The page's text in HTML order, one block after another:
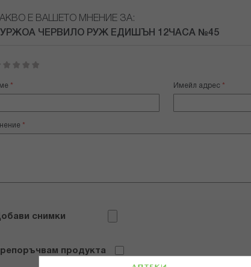
Е ВАШЕТО МНЕНИЕ ЗА:
ЧЕРВИЛО РУЖ ЕДИШЪН 12ЧАСА №45
Имейл адрес
снимки
продукта